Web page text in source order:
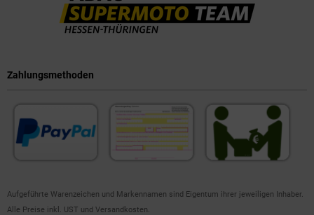
Zahlungsmethoden
Aufgeführte Warenzeichen und Markennamen sind Eigentum ihrer jeweiligen Inhaber.
Alle Preise inkl. UST und Versandkosten.